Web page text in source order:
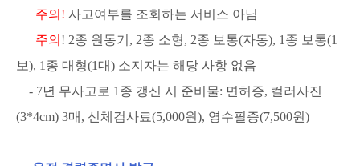
주의! 사고여부를 조회하는 서비스 아님
주의 ! 2종 원동기, 2종 소형, 2종 보통(자동), 1종 보통(1
보), 1종 대형(1대) 소지자는 해당 사항 없음
- 7년 무사고로 1종 갱신 시 준비물: 면허증, 컬러사진
(3*4cm) 3매, 신체검사료(5,000원), 영수필증(7,500원)